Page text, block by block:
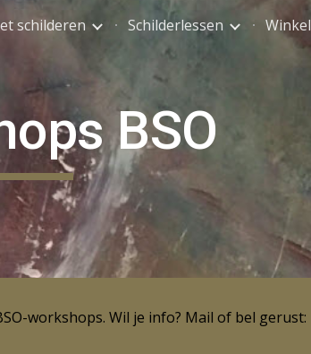
Skip to navigation
schilderen Schilderlessen Winkel
BSO
workshops. Wil je info? Mail of bel gerust: